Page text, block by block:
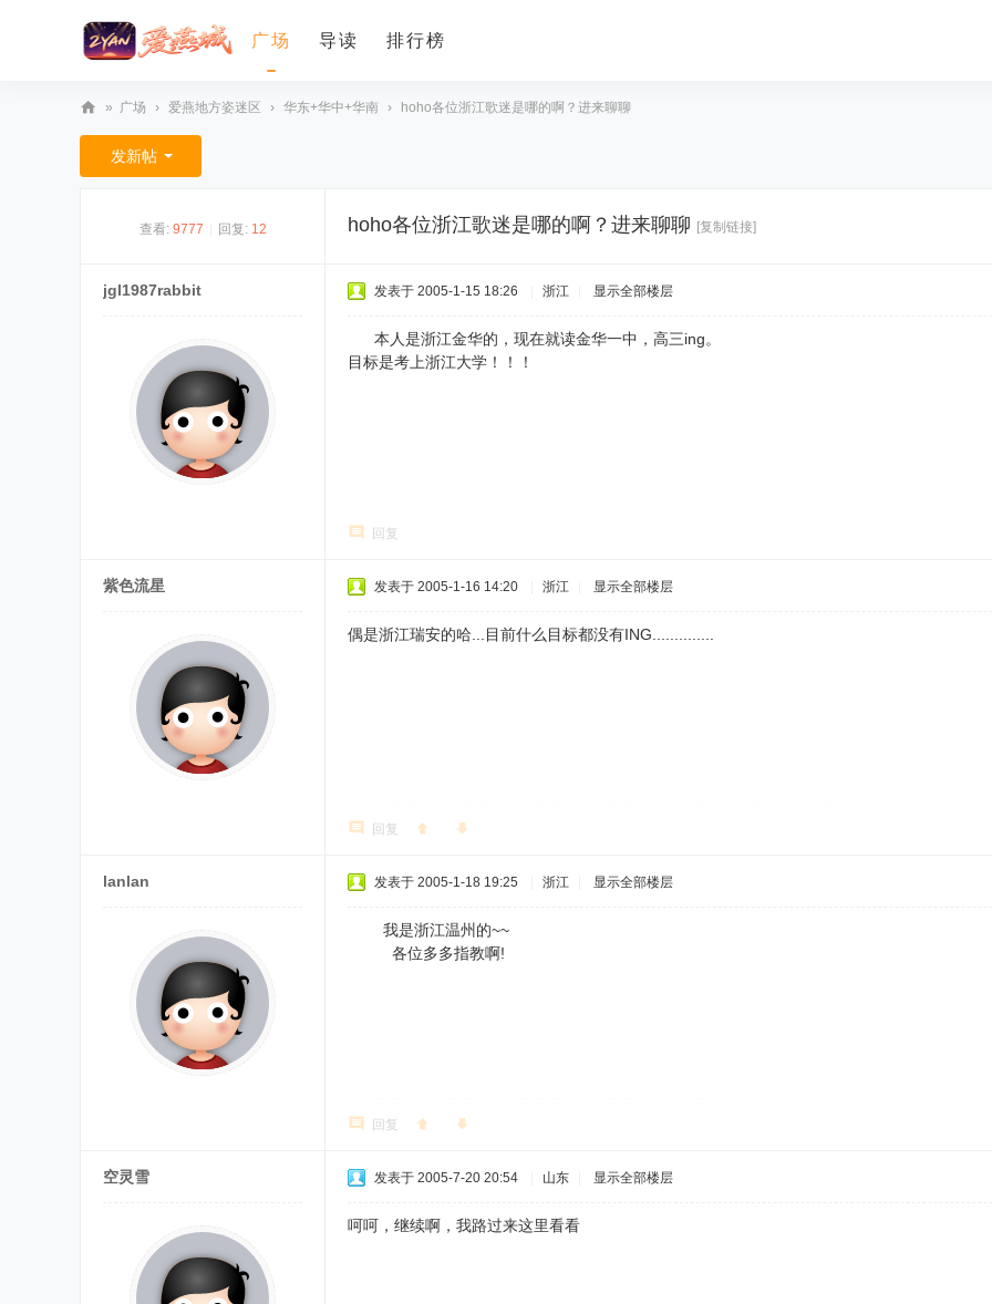
广场 导读 排行榜
爱
燕
» 广场 › 爱燕地方姿迷区 › 华东+华中+华南 › hoho各位浙江歌迷是哪的啊？进来聊聊
发新帖
查看: 9777 回复: 12 hoho各位浙江歌迷是哪的啊？进来聊聊 [复制链接]
jgl1987rabbit 发表于 2005-1-15 18:26 浙江 显示全部楼层
本人是浙江金华的，现在就读金华一中，高三ing。
目标是考上浙江大学！！！
回复
紫色流星 发表于 2005-1-16 14:20 浙江 显示全部楼层
偶是浙江瑞安的哈...目前什么目标都没有ING..............
回复
lanlan 发表于 2005-1-18 19:25 浙江 显示全部楼层
我是浙江温州的~~
各位多多指教啊!
回复
空灵雪 发表于 2005-7-20 20:54 山东 显示全部楼层
呵呵，继续啊，我路过来这里看看